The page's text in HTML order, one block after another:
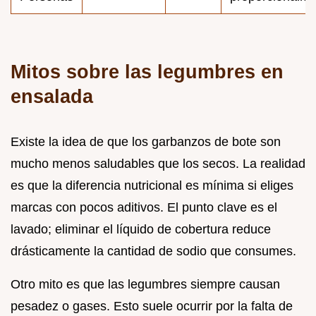
Mitos sobre las legumbres en
ensalada
Existe la idea de que los garbanzos de bote son
mucho menos saludables que los secos. La realidad
es que la diferencia nutricional es mínima si eliges
marcas con pocos aditivos. El punto clave es el
lavado; eliminar el líquido de cobertura reduce
drásticamente la cantidad de sodio que consumes.
Otro mito es que las legumbres siempre causan
pesadez o gases. Esto suele ocurrir por la falta de